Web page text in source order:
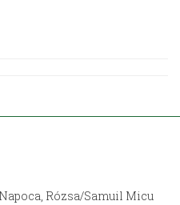
Rózsa/Samuil Micu